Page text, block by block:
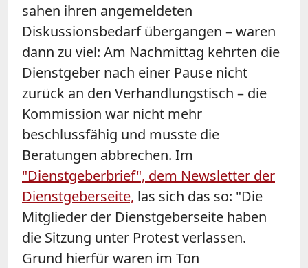
sahen ihren angemeldeten
Diskussionsbedarf übergangen – waren
dann zu viel: Am Nachmittag kehrten die
Dienstgeber nach einer Pause nicht
zurück an den Verhandlungstisch – die
Kommission war nicht mehr
beschlussfähig und musste die
Beratungen abbrechen. Im
"Dienstgeberbrief", dem Newsletter der
Dienstgeberseite, las sich das so: "Die
Mitglieder der Dienstgeberseite haben
die Sitzung unter Protest verlassen.
Grund hierfür waren im Ton